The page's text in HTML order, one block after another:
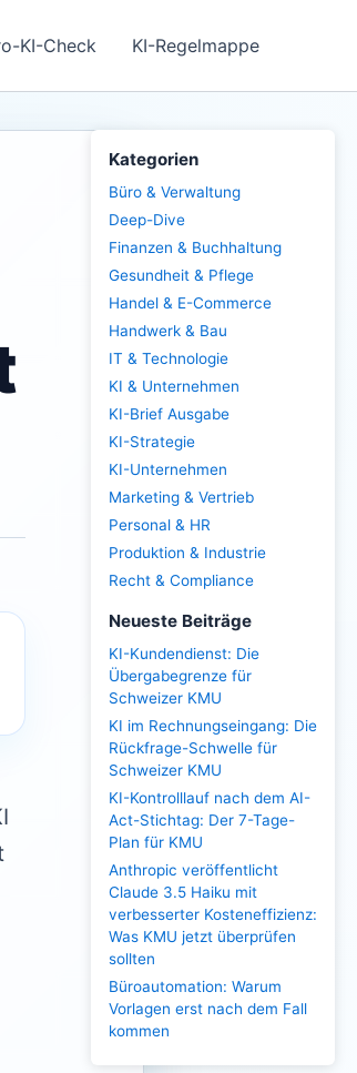
KI-Check KI-Regelmappe
Kategorien
Büro & Verwaltung
Deep-Dive
Finanzen & Buchhaltung
Gesundheit & Pflege
Handel & E-Commerce
Handwerk & Bau
IT & Technologie
KI & Unternehmen
KI-Brief Ausgabe
KI-Strategie
KI-Unternehmen
Marketing & Vertrieb
Personal & HR
Produktion & Industrie
Recht & Compliance
Neueste Beiträge
KI-Kundendienst: Die
Übergabegrenze für
Schweizer KMU
KI im Rechnungseingang: Die
Rückfrage-Schwelle für
Schweizer KMU
KI-Kontrolllauf nach dem AI-
Act-Stichtag: Der 7-Tage-
Plan für KMU
Anthropic veröffentlicht
Claude 3.5 Haiku mit
verbesserter Kosteneffizienz:
Was KMU jetzt überprüfen
sollten
Büroautomation: Warum
Vorlagen erst nach dem Fall
kommen